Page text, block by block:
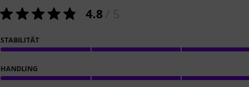
4.8
STABILITÄT
HANDLING